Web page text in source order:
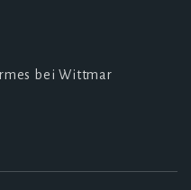
bei Wittmar